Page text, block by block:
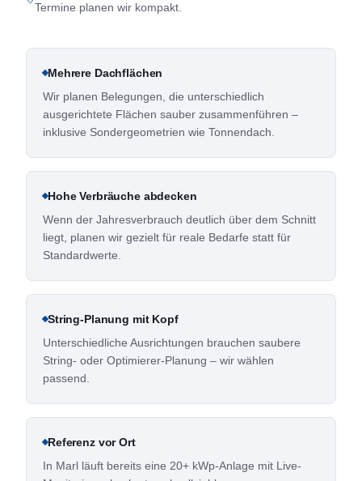
Termine planen wir kompakt.
Mehrere Dachflächen
Wir planen Belegungen, die unterschiedlich
ausgerichtete Flächen sauber zusammenführen –
inklusive Sondergeometrien wie Tonnendach.
Hohe Verbräuche abdecken
Wenn der Jahresverbrauch deutlich über dem Schnitt
liegt, planen wir gezielt für reale Bedarfe statt für
Standardwerte.
String-Planung mit Kopf
Unterschiedliche Ausrichtungen brauchen saubere
String- oder Optimierer-Planung – wir wählen
passend.
Referenz vor Ort
In Marl läuft bereits eine 20+ kWp-Anlage mit Live-